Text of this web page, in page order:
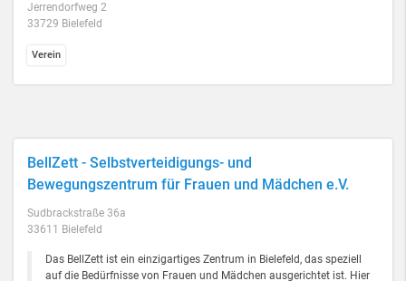
Jerrendorfweg 2
33729 Bielefeld
Verein
BellZett - Selbstverteidigungs- und
Bewegungszentrum für Frauen und Mädchen e.V.
Sudbrackstraße 36a
33611 Bielefeld
Das BellZett ist ein einzigartiges Zentrum in Bielefeld, das speziell
auf die Bedürfnisse von Frauen und Mädchen ausgerichtet ist. Hier